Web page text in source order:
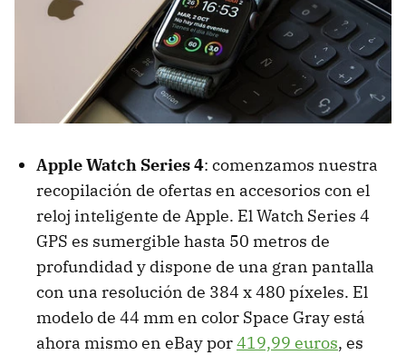
Apple Watch Series 4: comenzamos nuestra
recopilación de ofertas en accesorios con el
reloj inteligente de Apple. El Watch Series 4
GPS es sumergible hasta 50 metros de
profundidad y dispone de una gran pantalla
con una resolución de 384 x 480 píxeles. El
modelo de 44 mm en color Space Gray está
ahora mismo en eBay por419,99 euros, es